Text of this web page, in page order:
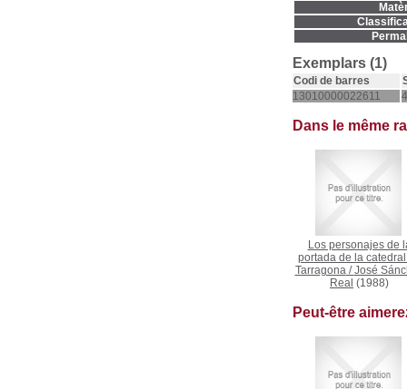
Exemplars (1)
Codi de barres
13010000022611
Dans le même
Los personajes de
portada de la
Tarragona/José
Real (1988)
Peut-être